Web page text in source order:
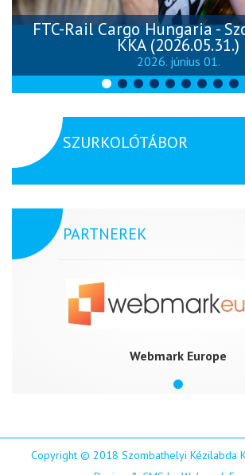
FTC-Rail Cargo Hungaria -
KKA (2026.05.31.)
2026. június 01.
SZURKOLÓTÁBOR
PARTNEREK
Webmark Europe
Copyright © 2018 Szombathelyi Kézilabda